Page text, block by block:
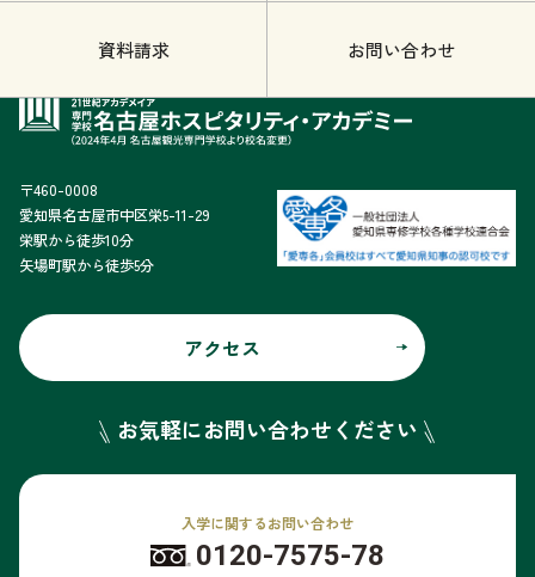
資料請求 お問い合わせ
〒460-0008
愛知県名古屋市中区栄5-11-29
栄駅から徒歩10分
矢場町駅から徒歩5分
アクセス
お気軽にお問い合わせください
入学に関するお問い合わせ
0120-7575-78